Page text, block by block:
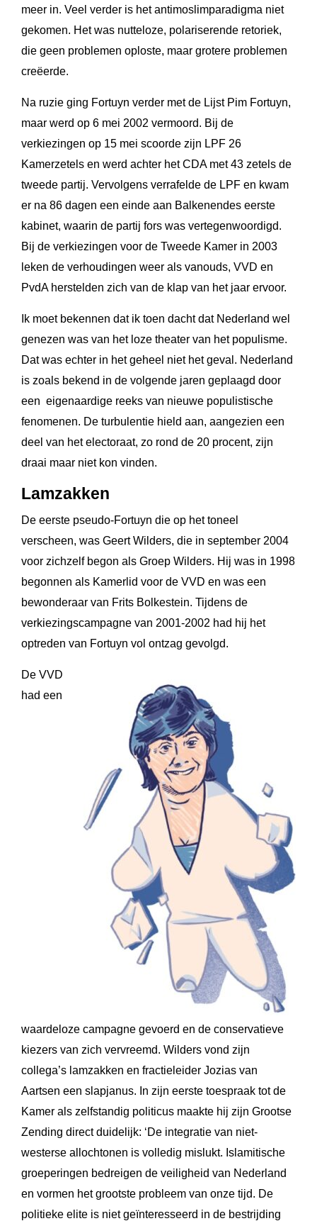
meer in. Veel verder is het antimoslimparadigma niet
gekomen. Het was nutteloze, polariserende retoriek,
die geen problemen oploste, maar grotere problemen
creëerde.
Na ruzie ging Fortuyn verder met de Lijst Pim Fortuyn,
maar werd op 6 mei 2002 vermoord. Bij de
verkiezingen op 15 mei scoorde zijn LPF 26
Kamerzetels en werd achter het CDA met 43 zetels de
tweede partij. Vervolgens verrafelde de LPF en kwam
er na 86 dagen een einde aan Balkenendes eerste
kabinet, waarin de partij fors was vertegenwoordigd.
Bij de verkiezingen voor de Tweede Kamer in 2003
leken de verhoudingen weer als vanouds, VVD en
PvdA herstelden zich van de klap van het jaar ervoor.
Ik moet bekennen dat ik toen dacht dat Nederland wel
genezen was van het loze theater van het populisme.
Dat was echter in het geheel niet het geval. Nederland
is zoals bekend in de volgende jaren geplaagd door
een eigenaardige reeks van nieuwe populistische
fenomenen. De turbulentie hield aan, aangezien een
deel van het electoraat, zo rond de 20 procent, zijn
draai maar niet kon vinden.
Lamzakken
De eerste pseudo-Fortuyn die op het toneel
verscheen, was Geert Wilders, die in september 2004
voor zichzelf begon als Groep Wilders. Hij was in 1998
begonnen als Kamerlid voor de VVD en was een
bewonderaar van Frits Bolkestein. Tijdens de
verkiezingscampagne van 2001-2002 had hij het
optreden van Fortuyn vol ontzag gevolgd.
De VVD
had een
waardeloze campagne gevoerd en de conservatieve
kiezers van zich vervreemd. Wilders vond zijn
collega’s lamzakken en fractieleider Jozias van
Aartsen een slapjanus. In zijn eerste toespraak tot de
Kamer als zelfstandig politicus maakte hij zijn Grootse
Zending direct duidelijk: ‘De integratie van niet-
westerse allochtonen is volledig mislukt. Islamitische
groeperingen bedreigen de veiligheid van Nederland
en vormen het grootste probleem van onze tijd. De
politieke elite is niet geïnteresseerd in de bestrijding